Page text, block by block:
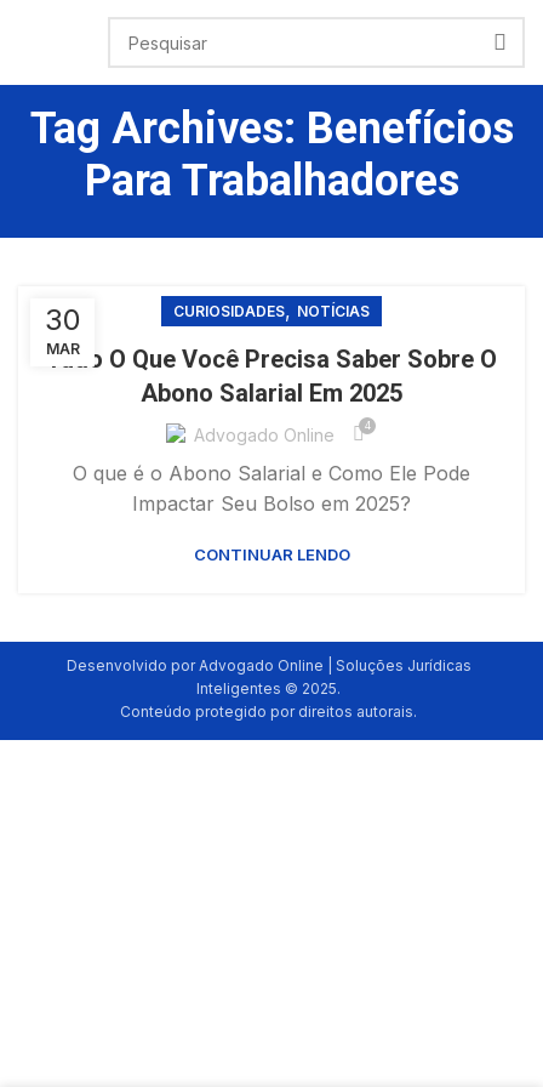
Tag Archives: Benefícios
Para Trabalhadores
30
MAR
CURIOSIDADES, NOTÍCIAS
Tudo O Que Você Precisa Saber Sobre O
Abono Salarial Em 2025
Advogado Online 4
O que é o Abono Salarial e Como Ele Pode
Impactar Seu Bolso em 2025?
CONTINUAR LENDO
Desenvolvido por Advogado Online | Soluções Jurídicas
Inteligentes © 2025.
Conteúdo protegido por direitos autorais.